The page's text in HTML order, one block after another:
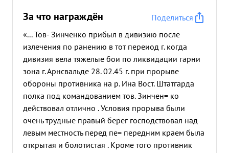
За что награждён
Поделиться
«... Тов- Зинченко прибыл в дивизию после
излечения по ранению в тот переиод г. когда
дивизия вела тяжелые бои по ликвидации гарни
зона г. Арнсвальде 28. 02.45 г. при прорыве
обороны противника на р. Ина Вост. Штатгарда
полка под командованием тов. Зинчен= ко
действовал отлично . Условия прорыва были
очень трудные правый берег господствовал над
левым местность перед пе= передним краем была
открытая и болотистая . Кроме того противник